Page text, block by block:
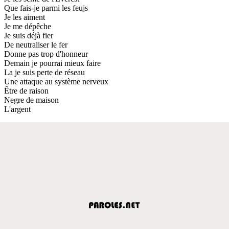
Que fais-je parmi les feujs
Je les aiment
Je me dépêche
Je suis déjà fier
De neutraliser le fer
Donne pas trop d'honneur
Demain je pourrai mieux faire
La je suis perte de réseau
Une attaque au système nerveux
Être de raison
Negre de maison
L'argent